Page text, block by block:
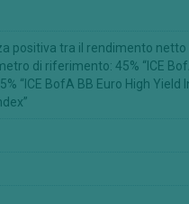
positiva tra il rendimento netto
di riferimento: 45% “ICE
“ICE BofA BB Euro High Yield
paese di cittadinanza e/o di
e può essere soggetto a
di avvalersi della
in questo sito si